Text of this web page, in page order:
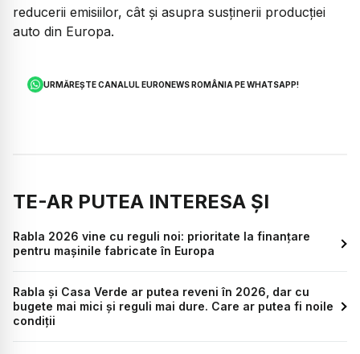
reducerii emisiilor, cât și asupra susținerii producției
auto din Europa.
URMĂREȘTE CANALUL EURONEWS ROMÂNIA PE WHATSAPP!
TE-AR PUTEA INTERESA ȘI
Rabla 2026 vine cu reguli noi: prioritate la finanțare
pentru mașinile fabricate în Europa
Rabla și Casa Verde ar putea reveni în 2026, dar cu
bugete mai mici și reguli mai dure. Care ar putea fi noile
condiții